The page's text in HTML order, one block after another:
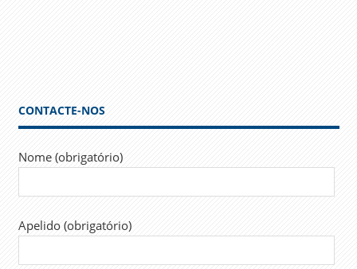
CONTACTE-NOS
Nome (obrigatório)
Apelido (obrigatório)